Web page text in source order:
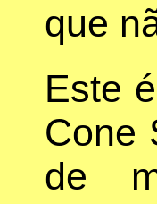
que
Este
Cone
de